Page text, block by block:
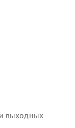
выходных